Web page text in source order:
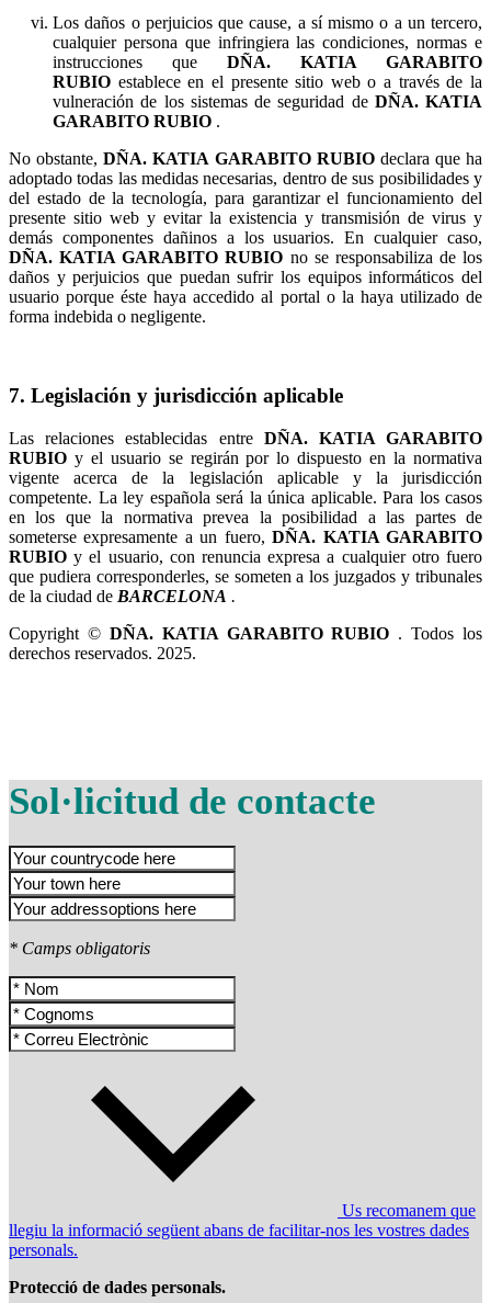
Los daños o perjuicios que cause, a sí mismo o a un tercero,
cualquier persona que infringiera las condiciones, normas e
instrucciones que
establece en el presente sitio web o a través de la
vulneración de los sistemas de seguridad de
.
No obstante,
declara que ha
adoptado todas las medidas necesarias, dentro de sus posibilidades y
del estado de la tecnología, para garantizar el funcionamiento del
presente sitio web y evitar la existencia y transmisión de virus y
demás componentes dañinos a los usuarios. En cualquier caso,
no se responsabiliza de los
daños y perjuicios que puedan sufrir los equipos informáticos del
usuario porque éste haya accedido al portal o la haya utilizado de
forma indebida o negligente.
7. Legislación y jurisdicción aplicable
Las relaciones establecidas entre
y el usuario se regirán por lo dispuesto en la normativa
vigente acerca de la legislación aplicable y la jurisdicción
competente. La ley española será la única aplicable. Para los casos
en los que la normativa prevea la posibilidad a las partes de
someterse expresamente a un fuero,
y el usuario, con renuncia expresa a cualquier otro fuero
que pudiera corresponderles, se someten a los juzgados y tribunales
de la ciudad de
.
Copyright ©
. Todos los
derechos reservados. 2025.
Sol·licitud de contacte
* Camps obligatoris
Us recomanem que
llegiu la informació següent abans de facilitar-nos les vostres dades
personals.
Protecció de dades personals.